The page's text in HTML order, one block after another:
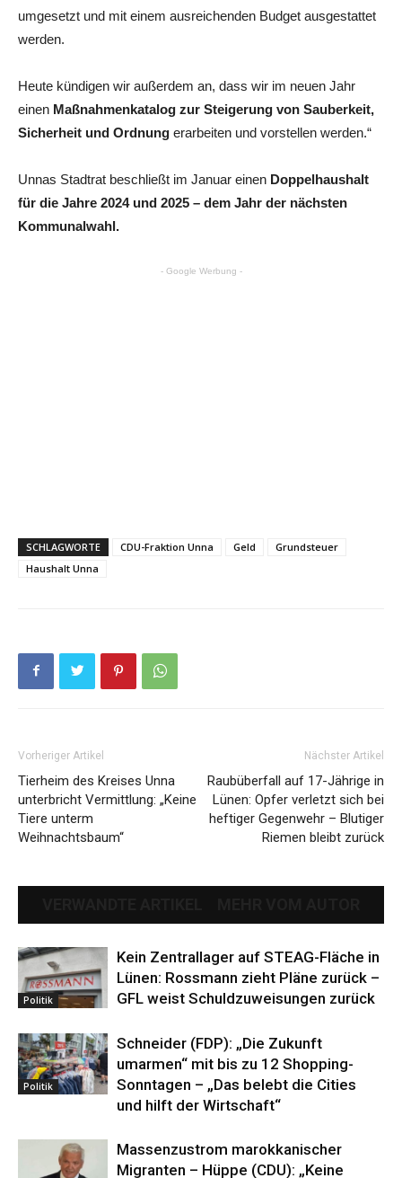
umgesetzt und mit einem ausreichenden Budget ausgestattet
werden.
Heute kündigen wir außerdem an, dass wir im neuen Jahr
einen Maßnahmenkatalog zur Steigerung von Sauberkeit,
Sicherheit und Ordnung erarbeiten und vorstellen werden.“
Unnas Stadtrat beschließt im Januar einen Doppelhaushalt
für die Jahre 2024 und 2025 – dem Jahr der nächsten
Kommunalwahl.
- Google Werbung -
SCHLAGWORTE CDU-Fraktion Unna Geld
Grundsteuer
Haushalt Unna
Vorheriger Artikel
Tierheim des Kreises Unna
unterbricht Vermittlung: „Keine
Tiere unterm
Weihnachtsbaum“
Nächster Artikel
Raubüberfall auf 17-Jährige in
Lünen: Opfer verletzt sich bei
heftiger Gegenwehr – Blutiger
Riemen bleibt zurück
Politik
Kein Zentrallager auf STEAG-Fläche in
Lünen: Rossmann zieht Pläne zurück –
GFL weist Schuldzuweisungen zurück
Politik
Schneider (FDP): „Die Zukunft
umarmen“ mit bis zu 12 Shopping-
Sonntagen – „Das belebt die Cities
und hilft der Wirtschaft“
Massenzustrom marokkanischer
Migranten – Hüppe (CDU): „Keine